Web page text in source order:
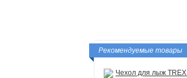
Рекомендуемые товары